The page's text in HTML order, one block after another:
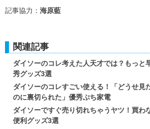
記事協力： 海原藍
関連記事
ダイソーのコレ考えた人天才では？もっ
秀グッズ3選
ダイソーのコレすごい使える！「どうせ
のに裏切られた」優秀ぷち家電
ダイソーですぐ売り切れちゃうヤツ！買
便利グッズ3選